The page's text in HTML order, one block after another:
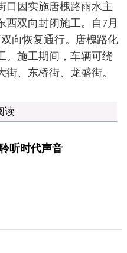
最太原 网罗民生
热评 社区
因实施唐槐路雨水主
西双向封闭施工。自7月
向恢复通行。唐槐路化
。施工期间，车辆可绕
、东桥街、龙盛街。
读
听时代声音